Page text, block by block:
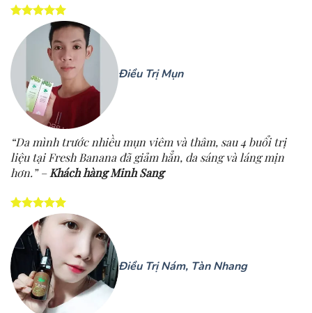
Điều Trị Mụn
“Da mình trước nhiều mụn viêm và thâm, sau 4 buổi trị
liệu tại Fresh Banana đã giảm hẳn, da sáng và láng mịn
hơn.” –Khách hàng Minh Sang
Điều Trị Nám, Tàn Nhang